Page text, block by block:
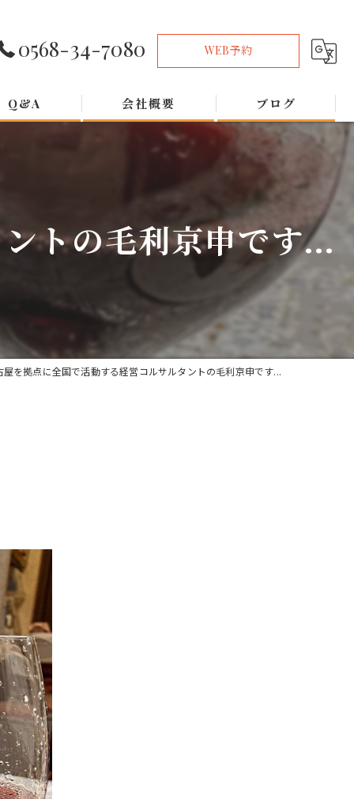
0568-34-7080 WEB予約
Q&A 会社概要 ブログ
トの毛利京申です...
屋を拠点に全国で活動する経営コルサルタントの毛利京申です...